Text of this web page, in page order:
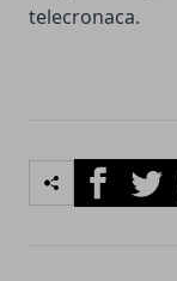
telecronaca.
Facebook